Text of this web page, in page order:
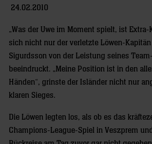
24.02.2010
„Was der Uwe im Moment spielt, ist Extra-
sich nicht nur der verletzte Löwen-
Sigurdsson von der Leistung seines
beeindruckt. „Meine Position ist in den
Händen“, grinste der Isländer nicht nur
klaren Sieges.
Die Löwen legten los, als ob es das
Champions-League-Spiel in Veszprem